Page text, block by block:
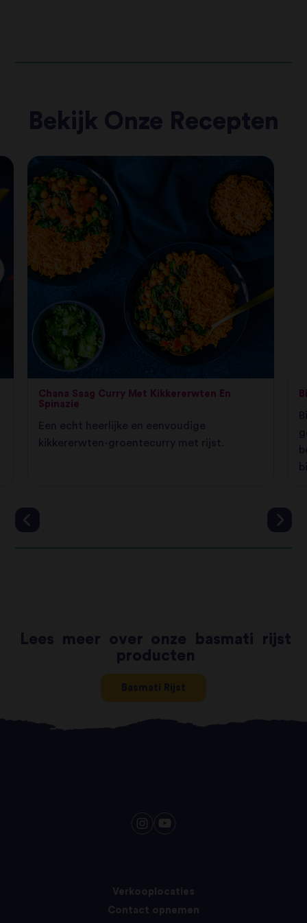
Bekijk Onze Recepten
Chana Saag Curry Met Kikkererwten En
Spinazie
Een echt heerlijke en eenvoudige
kikkererwten-groentecurry met rijst.
Lees meer over onze basmati
rijst
producten
Basmati Rijst
Verkooplocaties
Contact opnemen